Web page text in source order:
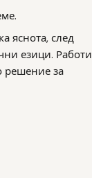
яснота, след
езици. Работи
решение за